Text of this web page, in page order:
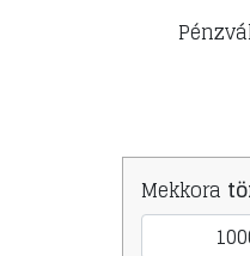
Mekkora